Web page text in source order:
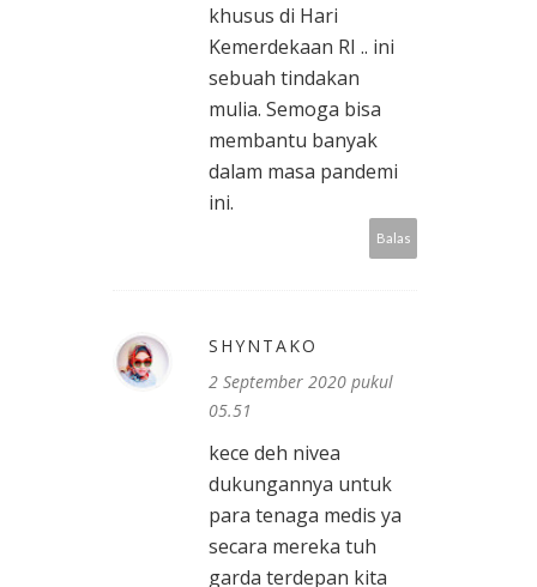
khusus di Hari
Kemerdekaan RI .. ini
sebuah tindakan
mulia. Semoga bisa
membantu banyak
dalam masa pandemi
ini.
Balas
SHYNTAKO
2 September 2020 pukul
05.51
kece deh nivea
dukungannya untuk
para tenaga medis ya
secara mereka tuh
garda terdepan kita